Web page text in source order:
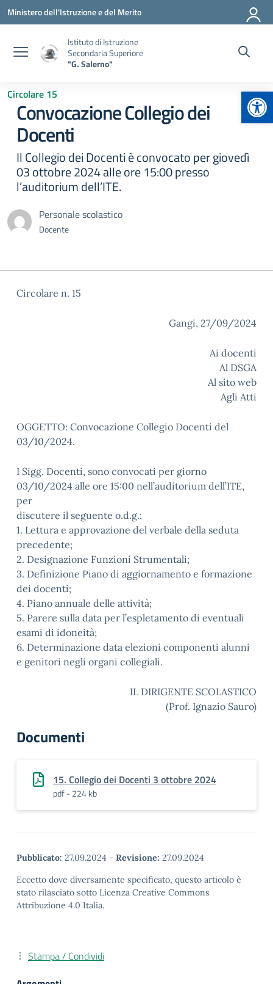
Vai ai contenuti
Vai al menu di navigazione
Vai al footer
Ministero dell'Istruzione e del Merito
Istituto di Istruzione
Secondaria Superiore
"G. Salerno"
Circolare 15
Convocazione Collegio dei
Docenti
Il Collegio dei Docenti è convocato per giovedì
03 ottobre 2024 alle ore 15:00 presso
l’auditorium dell’ITE.
Personale scolastico
Docente
Circolare n. 15
Gangi, 27/09/2024
Ai docenti
Al DSGA
Al sito web
Agli Atti
OGGETTO: Convocazione Collegio Docenti del
03/10/2024.
I Sigg. Docenti, sono convocati per giorno
03/10/2024 alle ore 15:00 nell’auditorium dell’ITE,
per
discutere il seguente o.d.g.:
1. Lettura e approvazione del verbale della seduta
precedente;
2. Designazione Funzioni Strumentali;
3. Definizione Piano di aggiornamento e formazione
dei docenti;
4. Piano annuale delle attività;
5. Parere sulla data per l’espletamento di eventuali
esami di idoneità;
6. Determinazione data elezioni componenti alunni
e genitori negli organi collegiali.
IL DIRIGENTE SCOLASTICO
(Prof. Ignazio Sauro)
Documenti
15. Collegio dei Docenti 3 ottobre 2024
pdf - 224 kb
Pubblicato: 27.09.2024 - Revisione: 27.09.2024
Eccetto dove diversamente specificato, questo articolo è
stato rilasciato sotto Licenza Creative Commons
Attribuzione 4.0 Italia.
Stampa / Condividi